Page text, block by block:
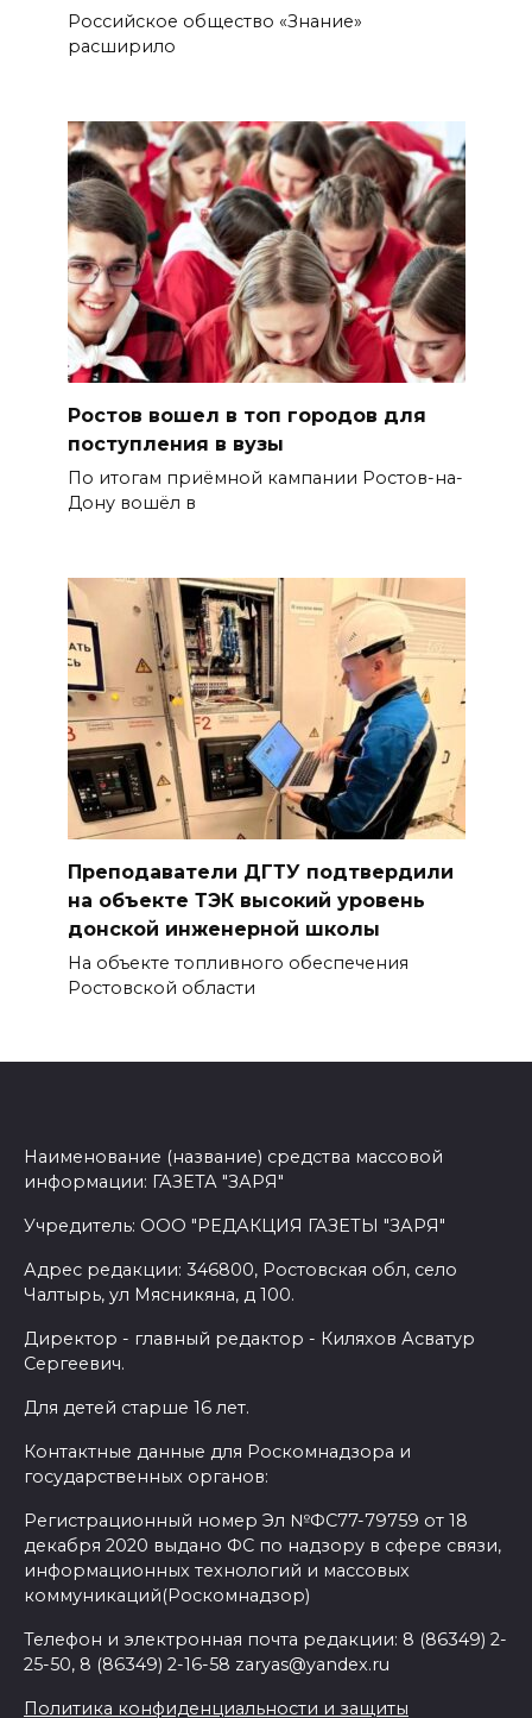
Российское общество «Знание»
расширило
Ростов вошел в топ городов для
поступления в вузы
По итогам приёмной кампании Ростов-на-
Дону вошёл в
Преподаватели ДГТУ подтвердили
на объекте ТЭК высокий уровень
донской инженерной школы
На объекте топливного обеспечения
Ростовской области
Наименование (название) средства массовой
информации: ГАЗЕТА "ЗАРЯ"
Учредитель: ООО "РЕДАКЦИЯ ГАЗЕТЫ "ЗАРЯ"
Адрес редакции: 346800, Ростовская обл, село
Чалтырь, ул Мясникяна, д 100.
Директор - главный редактор - Киляхов Асватур
Сергеевич.
Для детей старше 16 лет.
Контактные данные для Роскомнадзора и
государственных органов:
Регистрационный номер Эл №ФС77-79759 от 18
декабря 2020 выдано ФС по надзору в сфере связи,
информационных технологий и массовых
коммуникаций(Роскомнадзор)
Телефон и электронная почта редакции: 8 (86349) 2-
25-50, 8 (86349) 2-16-58 zaryas@yandex.ru
Политика конфиденциальности и защиты